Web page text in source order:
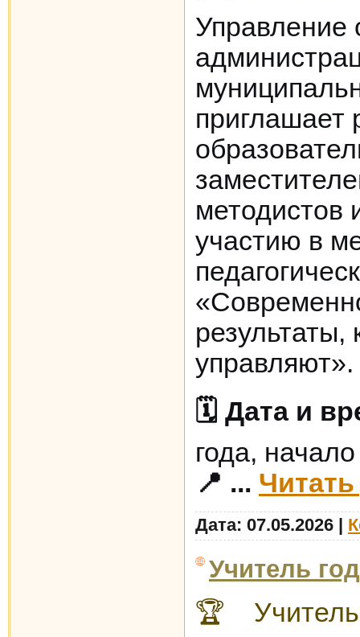
Управление
приглашает
методистов
участию в
результаты,
управляют».
🗓 Дата и
года,
📍 ...
Дата: 07.05.2026
Учитель
🏆 Учитель